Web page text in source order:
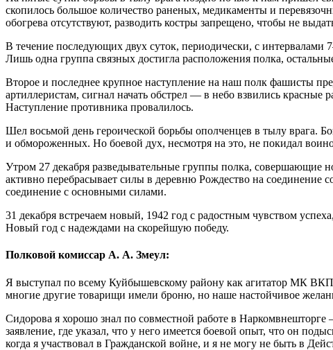
скопилось большое количество раненых, медикаменты и
обогрева отсутствуют, разводить костры запрещено, чтобы не
В течение последующих двух суток, периодически, с интервалами
Лишь одна группа связных достигла расположения полка,
Второе и последнее крупное наступление на наш полк фашисты
артиллеристам, сигнал начать обстрел — в небо взвились
Наступление противника провалилось.
Шел восьмой день героической борьбы ополченцев в тылу врага.
и обмороженных. Но боевой дух, несмотря на это, не покидал
Утром 27 декабря разведывательные группы полка,
активно перебрасывает силы в деревню Рождество на соединение
соединение с основными силами.
31 декабря встречаем новый, 1942 год с радостным чувством
Новый год с надеждами на скорейшую победу.
Полковой комиссар А. А. Змеул:
Я выступал по всему Куйбышевскому району как агитатор МК
многие другие товарищи имели броню, но наше настойчивое
Сидорова я хорошо знал по совместной работе в
заявление, где указал, что у него имеется боевой опыт, что он
когда я участвовал в Гражданской войне, и я не могу не быть в